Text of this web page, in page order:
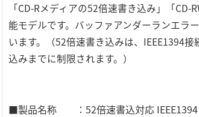
「CD-Rメディアの52倍速書き込み」「
能モデルです。バッファアンダーランエラ
います。（52倍速書き込みは、IEEE1394
込みまでに制限されます。）
■製品名称 ：52倍速書込対応 IEEE1394